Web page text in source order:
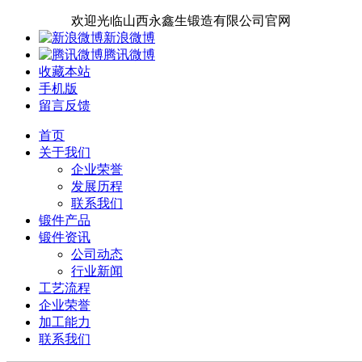
欢迎光临山西永鑫生锻造有限公司官网
新浪微博
腾讯微博
收藏本站
手机版
留言反馈
首页
关于我们
企业荣誉
发展历程
联系我们
锻件产品
锻件资讯
公司动态
行业新闻
工艺流程
企业荣誉
加工能力
联系我们